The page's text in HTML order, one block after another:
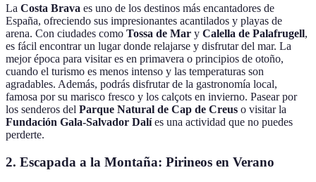
La Costa Brava es uno de los destinos más encantadores de
España, ofreciendo sus impresionantes acantilados y playas de
arena. Con ciudades como Tossa de Mar y Calella de Palafrugell,
es fácil encontrar un lugar donde relajarse y disfrutar del mar. La
mejor época para visitar es en primavera o principios de otoño,
cuando el turismo es menos intenso y las temperaturas son
agradables. Además, podrás disfrutar de la gastronomía local,
famosa por su marisco fresco y los calçots en invierno. Pasear por
los senderos del Parque Natural de Cap de Creus o visitar la
Fundación Gala-Salvador Dalíes una actividad que no puedes
perderte.
2. Escapada a la Montaña: Pirineos en Verano